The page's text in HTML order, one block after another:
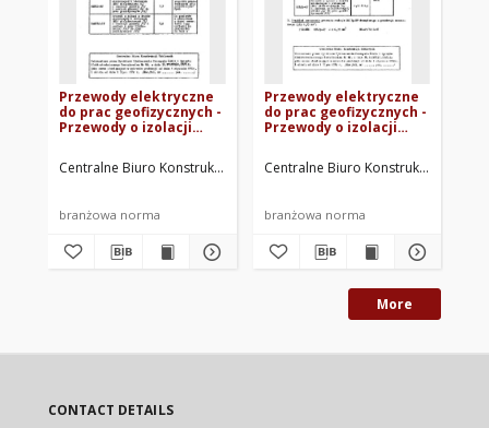
Przewody elektryczne
do prac geofizycznych -
Przewody o izolacji
Centralne Biuro Konstrukcji Kablowych. Oprac.
branżowa norma
Przewody elektryczne
do prac geofizycznych -
Przewody o izolacji
69/3053-17
Centralne Biuro Konstrukcji
branżowa norma
More
CONTACT DETAILS